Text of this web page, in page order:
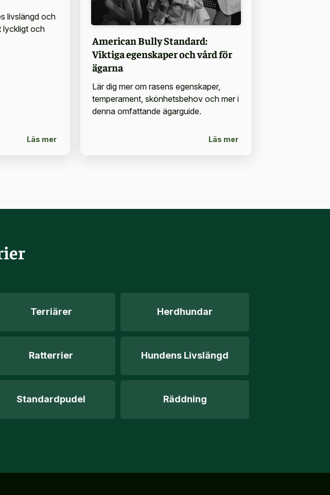
livslängd och
lyckligt och
Läs mer
American Bully Standard:
Viktiga egenskaper och vård för
ägarna
Lär dig mer om rasens egenskaper,
temperament, skönhetsbehov och mer i
denna omfattande ägarguide.
Läs mer
Terriärer Herdhundar
Ratterrier Hundens Livslängd
Standardpudel Räddning